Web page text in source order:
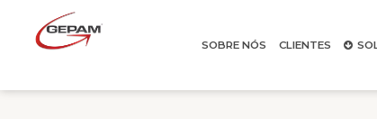
SOBRE NÓS CLIENTES